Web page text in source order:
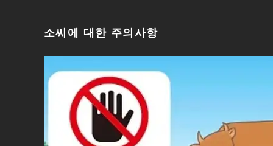
소씨에 대한 주의사항